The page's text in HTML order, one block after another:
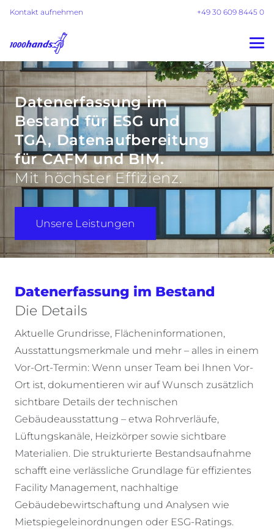
Kontakt aufnehmen +49 30 609 8445 0
Datenerfassung im
Bestand für ESG und
TGA, Datenaufbereitung
für CAFM und BIM.
Mit höchster Effizienz.
Unsere Leistungen
Datenerfassung im Bestand
Die Details
Aktuelle Grundrisse, Flächeninformationen,
Ausstattungsmerkmale und mehr – alles in einem
Vor-Ort-Termin: Wenn unser Team bei Ihnen Vor-
Ort ist, dokumentieren wir auf Wunsch zusätzlich
sichtbare Details der technischen
Gebäudeausstattung – etwa Rohrverläufe,
Lüftungskanäle, Heizkörper sowie sichtbare
Materialien. Die strukturierte Bestandsaufnahme
schafft eine verlässliche Grundlage für effizientes
Facility Management, nachhaltige
Gebäudebewirtschaftung und Analysen wie
Mietspiegeleinordnungen oder ESG-Ratings.